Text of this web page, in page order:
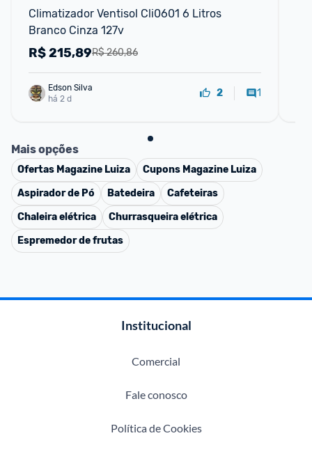
Climatizador Ventisol Cli0601 6 Litros
Branco Cinza 127v
R$ 260,86
R$215,89
Edson Silva
há 2 d
2 1
Mais opções
Ofertas Magazine Luiza Cupons Magazine Luiza
Aspirador de Pó
Batedeira
Cafeteiras
Chaleira elétrica
Churrasqueira elétrica
Espremedor de frutas
Institucional
Comercial
Fale conosco
Política de Cookies